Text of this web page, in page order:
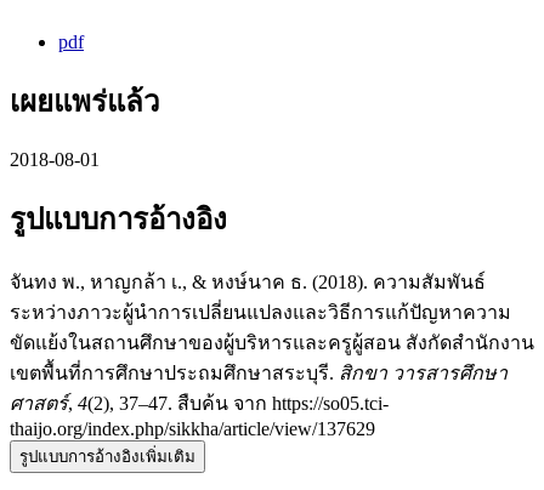
pdf
เผยแพร่แล้ว
2018-08-01
รูปแบบการอ้างอิง
จันทง พ., หาญกล้า เ., & หงษ์นาค ธ. (2018). ความสัมพันธ์
ระหว่างภาวะผู้นำการเปลี่ยนแปลงและวิธีการแก้ปัญหาความ
ขัดแย้งในสถานศึกษาของผู้บริหารและครูผู้สอน สังกัดสำนักงาน
เขตพื้นที่การศึกษาประถมศึกษาสระบุรี. สิกขา วารสารศึกษา
ศาสตร์, 4(2), 37–47. สืบค้น จาก https://so05.tci-
thaijo.org/index.php/sikkha/article/view/137629
รูปแบบการอ้างอิงเพิ่มเติม